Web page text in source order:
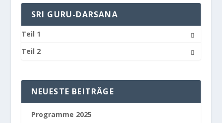
SRI GURU-DARSANA
Teil 1
Teil 2
NEUESTE BEITRÄGE
Pro­gramme 2025